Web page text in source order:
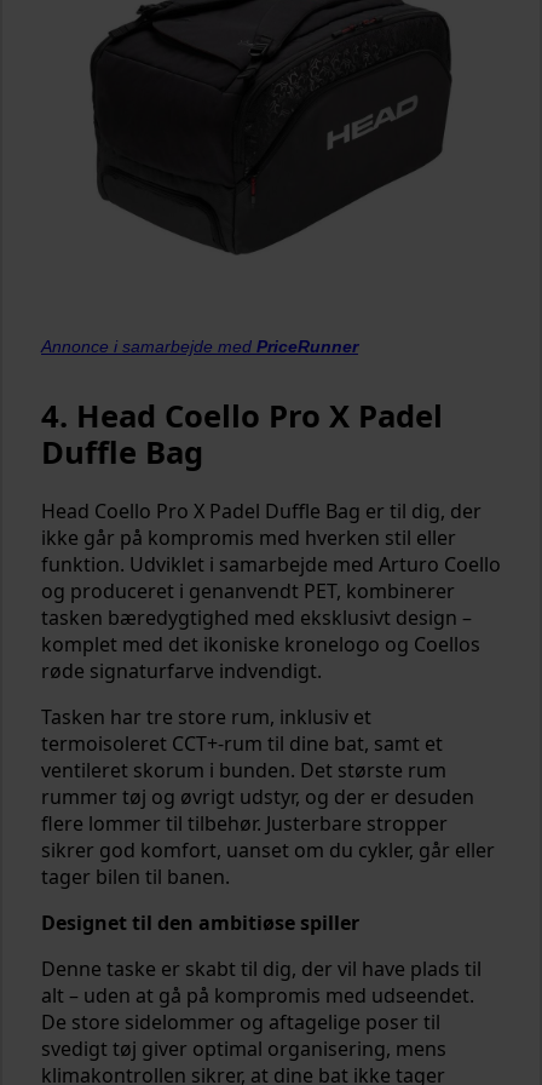
Annonce i samarbejde med PriceRunner
4. Head Coello Pro X Padel
Duffle Bag
Head Coello Pro X Padel Duffle Bag er til dig, der
ikke går på kompromis med hverken stil eller
funktion. Udviklet i samarbejde med Arturo Coello
og produceret i genanvendt PET, kombinerer
tasken bæredygtighed med eksklusivt design –
komplet med det ikoniske kronelogo og Coellos
røde signaturfarve indvendigt.
Tasken har tre store rum, inklusiv et
termoisoleret CCT+-rum til dine bat, samt et
ventileret skorum i bunden. Det største rum
rummer tøj og øvrigt udstyr, og der er desuden
flere lommer til tilbehør. Justerbare stropper
sikrer god komfort, uanset om du cykler, går eller
tager bilen til banen.
Designet til den ambitiøse spiller
Denne taske er skabt til dig, der vil have plads til
alt – uden at gå på kompromis med udseendet.
De store sidelommer og aftagelige poser til
svedigt tøj giver optimal organisering, mens
klimakontrollen sikrer, at dine bat ikke tager